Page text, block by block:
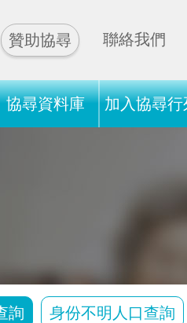
贊助協尋 聯絡我們
協尋資料庫 加入協尋行
詢 身份不明人口查詢